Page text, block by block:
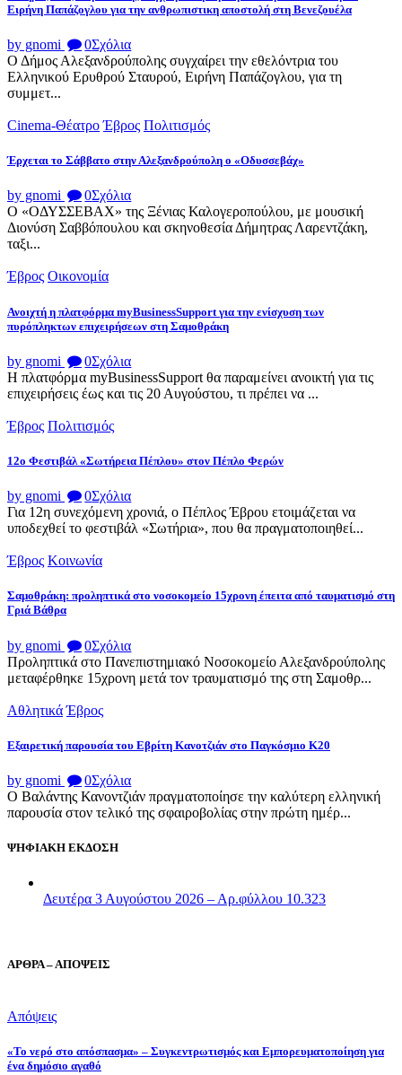
Ειρήνη Παπάζογλου για την ανθρωπιστικη αποστολή στη Βενεζουέλα
by gnomi 0Σχόλια
Ο Δήμος Αλεξανδρούπολης συγχαίρει την εθελόντρια του
Ελληνικού Ερυθρού Σταυρού, Ειρήνη Παπάζογλου, για τη
συμμετ...
Cinema-Θέατρο Έβρος Πολιτισμός
Έρχεται το Σάββατο στην Αλεξανδρούπολη ο «Οδυσσεβάχ»
by gnomi 0Σχόλια
Ο «ΟΔΥΣΣΕΒΑΧ» της Ξένιας Καλογεροπούλου, με μουσική
Διονύση Σαββόπουλου και σκηνοθεσία Δήμητρας Λαρεντζάκη,
ταξι...
Έβρος Οικονομία
Ανοιχτή η πλατφόρμα myBusinessSupport για την ενίσχυση των
πυρόπληκτων επιχειρήσεων στη Σαμοθράκη
by gnomi 0Σχόλια
Η πλατφόρμα myBusinessSupport θα παραμείνει ανοικτή για τις
επιχειρήσεις έως και τις 20 Αυγούστου, τι πρέπει να ...
Έβρος Πολιτισμός
12ο Φεστιβάλ «Σωτήρεια Πέπλου» στον Πέπλο Φερών
by gnomi 0Σχόλια
Για 12η συνεχόμενη χρονιά, ο Πέπλος Έβρου ετοιμάζεται να
υποδεχθεί το φεστιβάλ «Σωτήρια», που θα πραγματοποιηθεί...
Έβρος Κοινωνία
Σαμοθράκη: προληπτικά στο νοσοκομείο 15χρονη έπειτα από ταυματισμό στη
Γριά Βάθρα
by gnomi 0Σχόλια
Προληπτικά στο Πανεπιστημιακό Νοσοκομείο Αλεξανδρούπολης
μεταφέρθηκε 15χρονη μετά τον τραυματισμό της στη Σαμοθρ...
Αθλητικά Έβρος
Εξαιρετική παρουσία του Εβρίτη Κανοτζιάν στο Παγκόσμιο Κ20
by gnomi 0Σχόλια
Ο Βαλάντης Κανοντζιάν πραγματοποίησε την καλύτερη ελληνική
παρουσία στον τελικό της σφαιροβολίας στην πρώτη ημέρ...
ΨΗΦΙΑΚΗ ΕΚΔΟΣΗ
Δευτέρα 3 Αυγούστου 2026 – Αρ.φύλλου 10.323
ΑΡΘΡΑ – ΑΠΟΨΕΙΣ
Απόψεις
«Το νερό στο απόσπασμα» – Συγκεντρωτισμός και Εμπορευματοποίηση για
ένα δημόσιο αγαθό